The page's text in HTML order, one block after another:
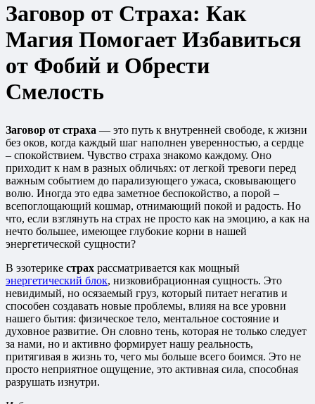
Заговор от Страха: Как
Магия Помогает Избавиться
от Фобий и Обрести
Смелость
Заговор от страха — это путь к внутренней свободе, к жизни
без оков, когда каждый шаг наполнен уверенностью, а сердце
– спокойствием. Чувство страха знакомо каждому. Оно
приходит к нам в разных обличьях: от легкой тревоги перед
важным событием до парализующего ужаса, сковывающего
волю. Иногда это едва заметное беспокойство, а порой –
всепоглощающий кошмар, отнимающий покой и радость. Но
что, если взглянуть на страх не просто как на эмоцию, а как на
нечто большее, имеющее глубокие корни в нашей
энергетической сущности?
В эзотерике страх рассматривается как мощный
энергетический блок, низковибрационная сущность. Это
невидимый, но осязаемый груз, который питает негатив и
способен создавать новые проблемы, влияя на все уровни
нашего бытия: физическое тело, ментальное состояние и
духовное развитие. Он словно тень, которая не только следует
за нами, но и активно формирует нашу реальность,
притягивая в жизнь то, чего мы больше всего боимся. Это не
просто неприятное ощущение, это активная сила, способная
разрушать изнутри.